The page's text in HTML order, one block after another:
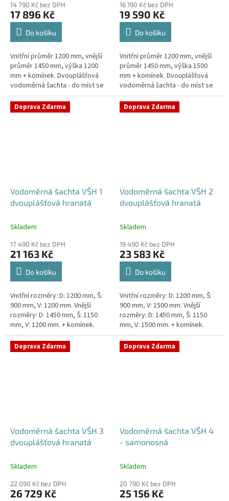
14 790 Kč bez DPH
17 896 Kč
Do košíku
Vnitřní průměr 1200 mm, vnější
průměr 1450 mm, výška 1200
mm + komínek. Dvouplášťová
vodoměrná šachta - do míst se
spodní vodou, pojízdná i pod
parkovací stáníStandardní...
16 190 Kč bez DPH
19 590 Kč
Do košíku
Vnitřní průměr 1200 mm, vnější
průměr 1450 mm, výška 1500
mm + komínek. Dvouplášťová
vodoměrná šachta - do míst se
spodní vodou, pojízdná i pod
parkovací stáníStandardní...
Doprava Zdarma
Vodoměrná šachta VŠH 1
dvouplášťová hranatá
Skladem
17 490 Kč bez DPH
21 163 Kč
Do košíku
Vnitřní rozměry: D: 1200 mm, Š:
900 mm, V: 1200 mm. Vnější
rozměry: D: 1450 mm, Š: 1150
mm, V: 1200 mm. + komínek.
Dvouplášťová vodoměrná šachta
- do míst se spodní...
Doprava Zdarma
Vodoměrná šachta VŠH 2
dvouplášťová hranatá
Skladem
19 490 Kč bez DPH
23 583 Kč
Do košíku
Vnitřní rozměry: D: 1200 mm, Š:
900 mm, V: 1500 mm. Vnější
rozměry: D: 1450 mm, Š: 1150
mm, V: 1500 mm. + komínek.
Dvouplášťová vodoměrná šachta
- do míst se spodní...
Doprava Zdarma
Vodoměrná šachta VŠH 3
dvouplášťová hranatá
Skladem
22 090 Kč bez DPH
26 729 Kč
Doprava Zdarma
Vodoměrná šachta VŠH 4
- samonosná
Skladem
20 790 Kč bez DPH
25 156 Kč